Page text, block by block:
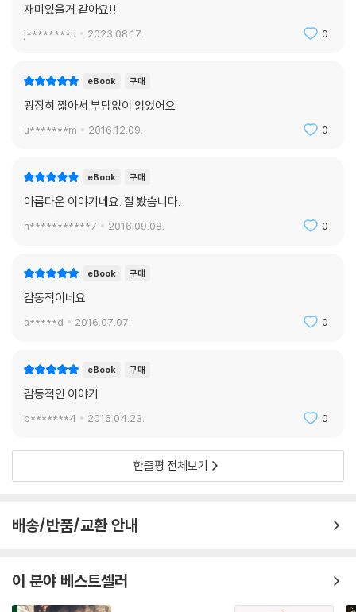
재미있을거 같아요!!
j********u 2023.08.17. 0
eBook 구매
굉장히 짧아서 부담없이 읽었어요
u*******m 2016.12.09. 0
eBook 구매
아름다운 이야기네요. 잘 봤습니다.
n***********7 2016.09.08. 0
eBook 구매
감동적이네요
a*****d 2016.07.07. 0
eBook 구매
감동적인 이야기
b*******4 2016.04.23. 0
한줄평 전체보기
배송/반품/교환 안내
이 분야 베스트셀러